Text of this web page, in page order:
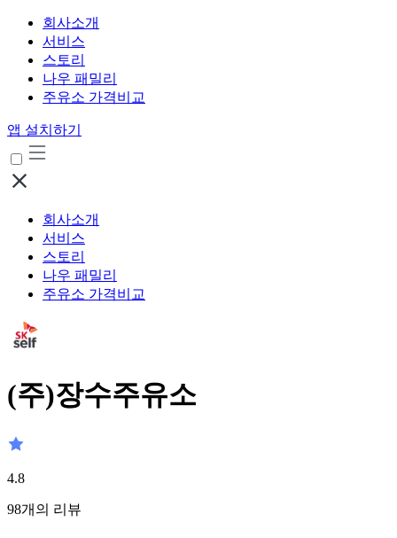
회사소개
서비스
스토리
나우 패밀리
주유소 가격비교
앱 설치하기
회사소개
서비스
스토리
나우 패밀리
주유소 가격비교
(주)장수주유소
4.8
98개의 리뷰